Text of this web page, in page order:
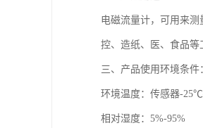
电磁流量计，可用来
控、造纸、医、食品等
三、产品使用环境条件
环境温度：传感器-
相对湿度：5%-95%